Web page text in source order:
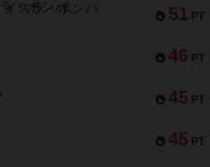
51 PT
スラ・ボンバ
46 PT
45 PT
45 PT